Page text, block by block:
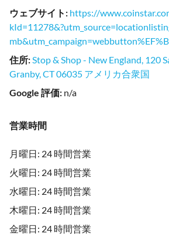
ウェブサイト : https://
住所:Stop & Shop - New England, 120
Granby, CT 06035 アメリカ合衆国
Google 評価: n/a
営業時間
月曜日: 24 時間営業
火曜日: 24 時間営業
水曜日: 24 時間営業
木曜日: 24 時間営業
金曜日: 24 時間営業